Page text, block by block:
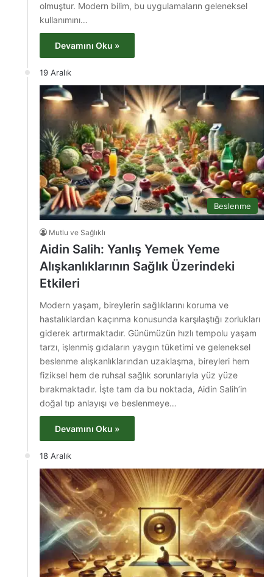
olmuştur. Modern bilim, bu uygulamaların geleneksel
kullanımını…
Devamını Oku »
19 Aralık
Beslenme
Mutlu ve Sağlıklı
Aidin Salih: Yanlış Yemek Yeme
Alışkanlıklarının Sağlık Üzerindeki
Etkileri
Modern yaşam, bireylerin sağlıklarını koruma ve
hastalıklardan kaçınma konusunda karşılaştığı zorlukları
giderek artırmaktadır. Günümüzün hızlı tempolu yaşam
tarzı, işlenmiş gıdaların yaygın tüketimi ve geleneksel
beslenme alışkanlıklarından uzaklaşma, bireyleri hem
fiziksel hem de ruhsal sağlık sorunlarıyla yüz yüze
bırakmaktadır. İşte tam da bu noktada, Aidin Salih’in
doğal tıp anlayışı ve beslenmeye…
Devamını Oku »
18 Aralık